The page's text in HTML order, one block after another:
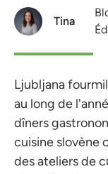
Tina
Ljubljana
au long de
dîners
cuisine slovène
des ateliers de